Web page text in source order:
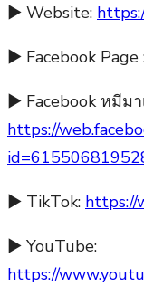
► Website:
► Facebook Page
► Facebook หมีมา
https://
► TikTok: https://
► YouTube:
https://